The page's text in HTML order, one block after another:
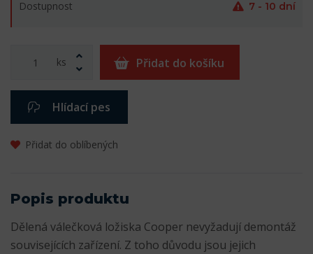
Dostupnost 7 - 10 dní
ks Přidat do košíku
Hlídací pes
Přidat do oblíbených
Popis produktu
Dělená válečková ložiska Cooper nevyžadují demontáž
souvisejících zařízení. Z toho důvodu jsou jejich